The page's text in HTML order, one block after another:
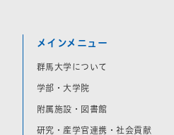
メインメニュー
群馬大学について
学部・大学院
附属施設・図書館
研究・産学官連携・社会貢献